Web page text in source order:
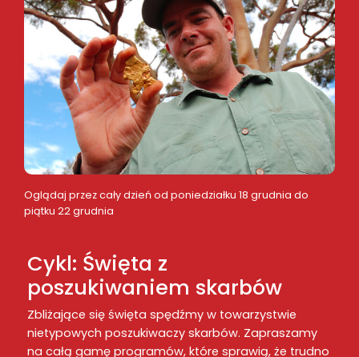
Oglądaj przez cały dzień od poniedziałku 18 grudnia do
piątku 22 grudnia
Cykl: Święta z
poszukiwaniem skarbów
Zbliżające się święta spędźmy w towarzystwie
nietypowych poszukiwaczy skarbów. Zapraszamy
na całą gamę programów, które sprawią, że trudno